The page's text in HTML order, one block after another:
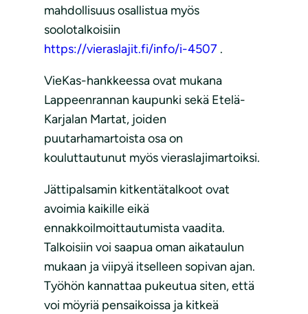
mahdollisuus osallistua myös
soolotalkoisiin
https://vieraslajit.fi/info/i-4507 .
VieKas-hankkeessa ovat mukana
Lappeenrannan kaupunki sekä Etelä-
Karjalan Martat, joiden
puutarhamartoista osa on
kouluttautunut myös vieraslajimartoiksi.
Jättipalsamin kitkentätalkoot ovat
avoimia kaikille eikä
ennakkoilmoittautumista vaadita.
Talkoisiin voi saapua oman aikataulun
mukaan ja viipyä itselleen sopivan ajan.
Työhön kannattaa pukeutua siten, että
voi möyriä pensaikoissa ja kitkeä